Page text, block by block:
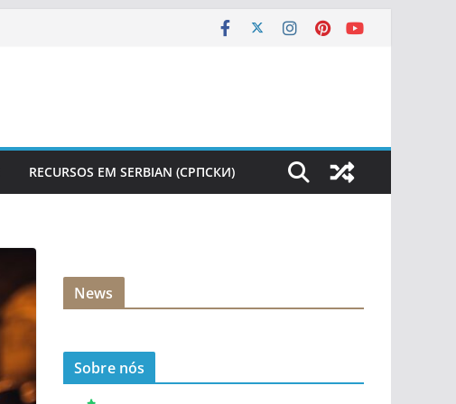
RECURSOS EM SERBIAN (СРПСКИ)
News
Sobre nós